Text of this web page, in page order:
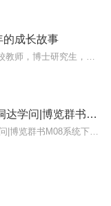
的成长故事
《武夷山笔记》照见世界|洞达学问|博览群书M08